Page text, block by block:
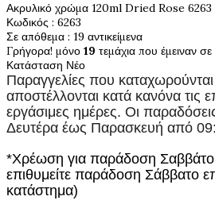
Ακρυλικό χρώμα 120ml Dried Rose 6263
Κωδικός : 6263
Σε απόθεμα : 19 αντικείμενα
Γρήγορα! μόνο 19 τεμάχια που έμειναν
Κατάσταση Νέο
Παραγγελίες που
αποστέλλονται κατά κανόνα τις
εργάσιμες ημέρες. Οι
Δευτέρα έως Παρασκευή από
*Χρέωση για παράδοση
επιθυμείτε παράδοση Σάββατο
κατάστημα)